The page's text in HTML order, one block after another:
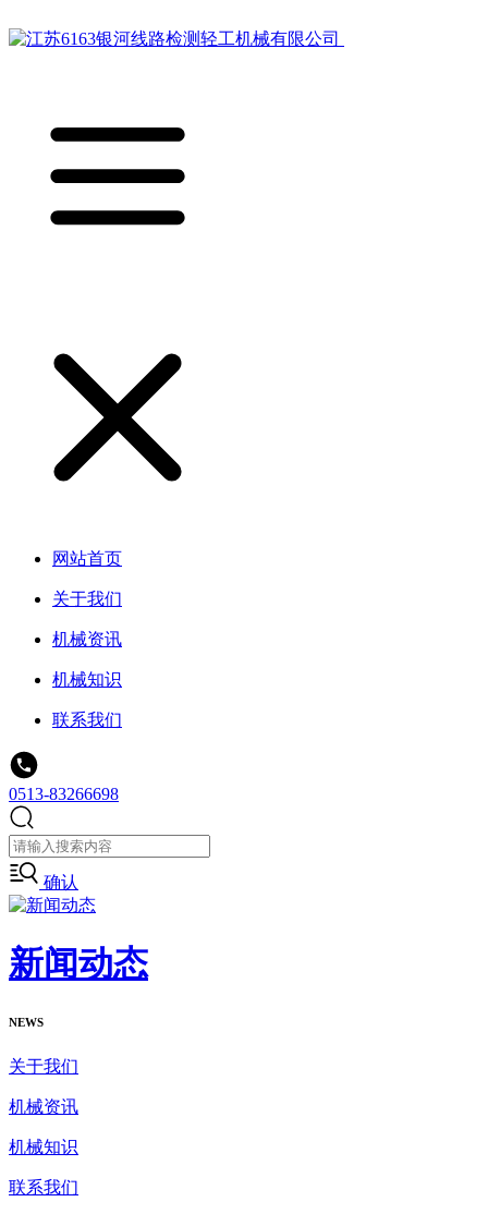
网站首页
关于我们
机械资讯
机械知识
联系我们
0513-83266698
确认
新闻动态
NEWS
关于我们
机械资讯
机械知识
联系我们